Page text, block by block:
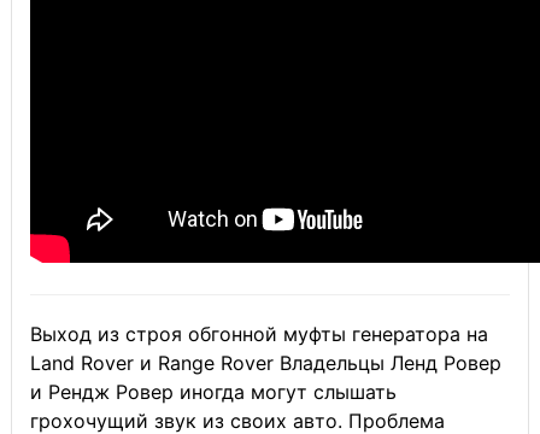
Выход из строя обгонной муфты генератора на
Land Rover и Range Rover Владельцы Ленд Ровер
и Рендж Ровер иногда могут слышать
грохочущий звук из своих авто. Проблема